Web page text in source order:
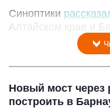
Синоптики
Алтайском крае и
Новый мост через
построить в